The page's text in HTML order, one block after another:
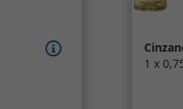
1 x